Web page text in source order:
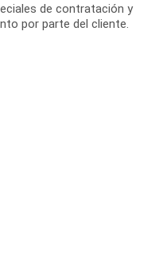
de contratación y
por parte del cliente.